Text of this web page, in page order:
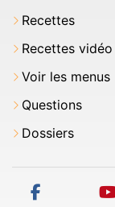
Recettes
Recettes vidéo
Voir les menus
Questions
Dossiers
facebook